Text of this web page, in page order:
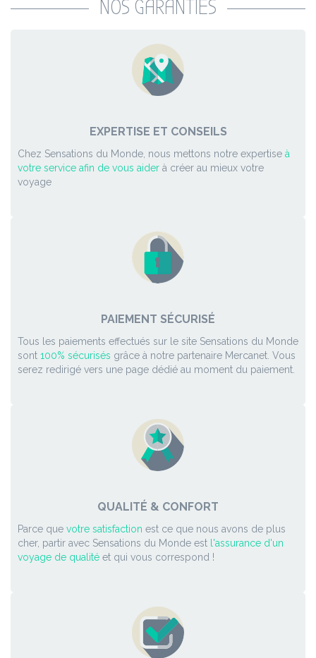
NOS GARANTIES
EXPERTISE ET CONSEILS
Chez Sensations du Monde, nous mettons notre expertise à
votre service afin de vous aider à créer au mieux votre
voyage
PAIEMENT SÉCURISÉ
Tous les paiements effectués sur le site Sensations du Monde
sont 100% sécurisés grâce à notre partenaire Mercanet. Vous
serez redirigé vers une page dédié au moment du paiement.
QUALITÉ & CONFORT
Parce que votre satisfaction est ce que nous avons de plus
cher, partir avec Sensations du Monde est l'assurance d'un
voyage de qualité et qui vous correspond !